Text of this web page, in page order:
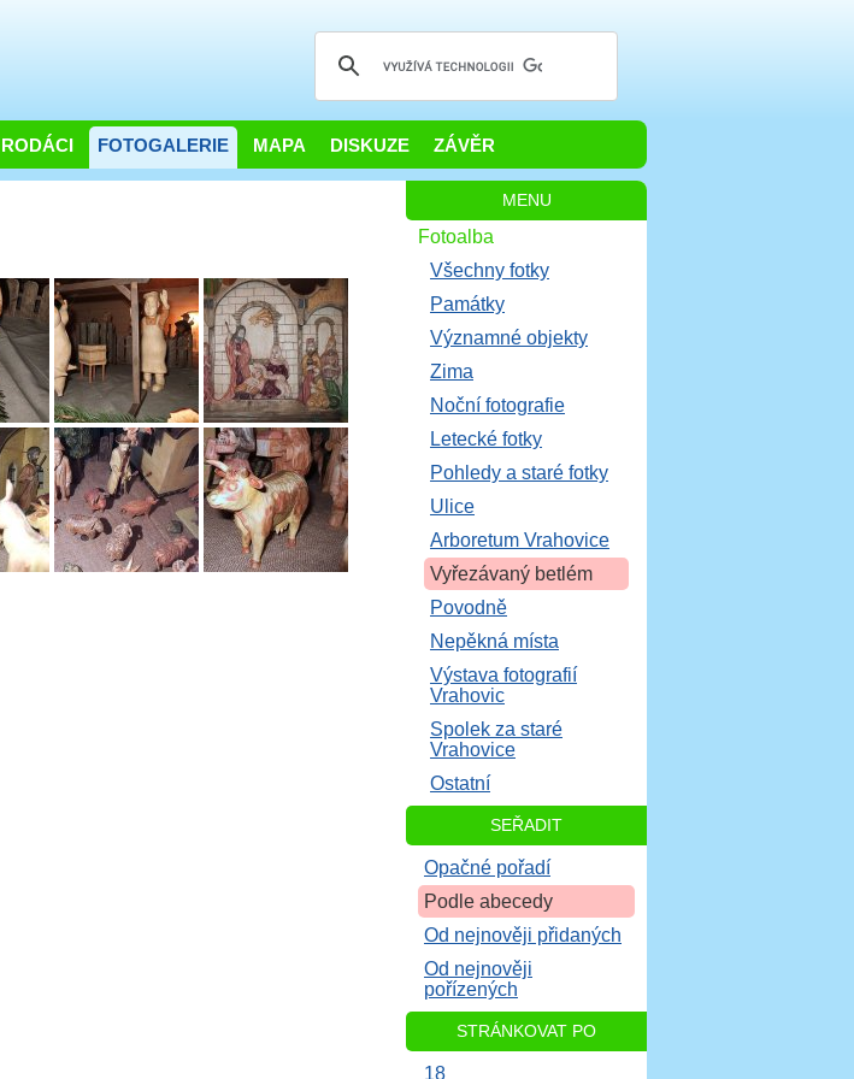
RODÁCI FOTOGALERIE MAPA DISKUZE ZÁVĚR
MENU
Fotoalba
Všechny fotky
Památky
Významné objekty
Zima
Noční fotografie
Letecké fotky
Pohledy a staré fotky
Ulice
Arboretum Vrahovice
Vyřezávaný betlém
Povodně
Nepěkná místa
Výstava fotografií
Vrahovic
Spolek za staré
Vrahovice
Ostatní
SEŘADIT
Opačné pořadí
Podle abecedy
Od nejnověji přidaných
Od nejnověji
pořízených
STRÁNKOVAT PO
18